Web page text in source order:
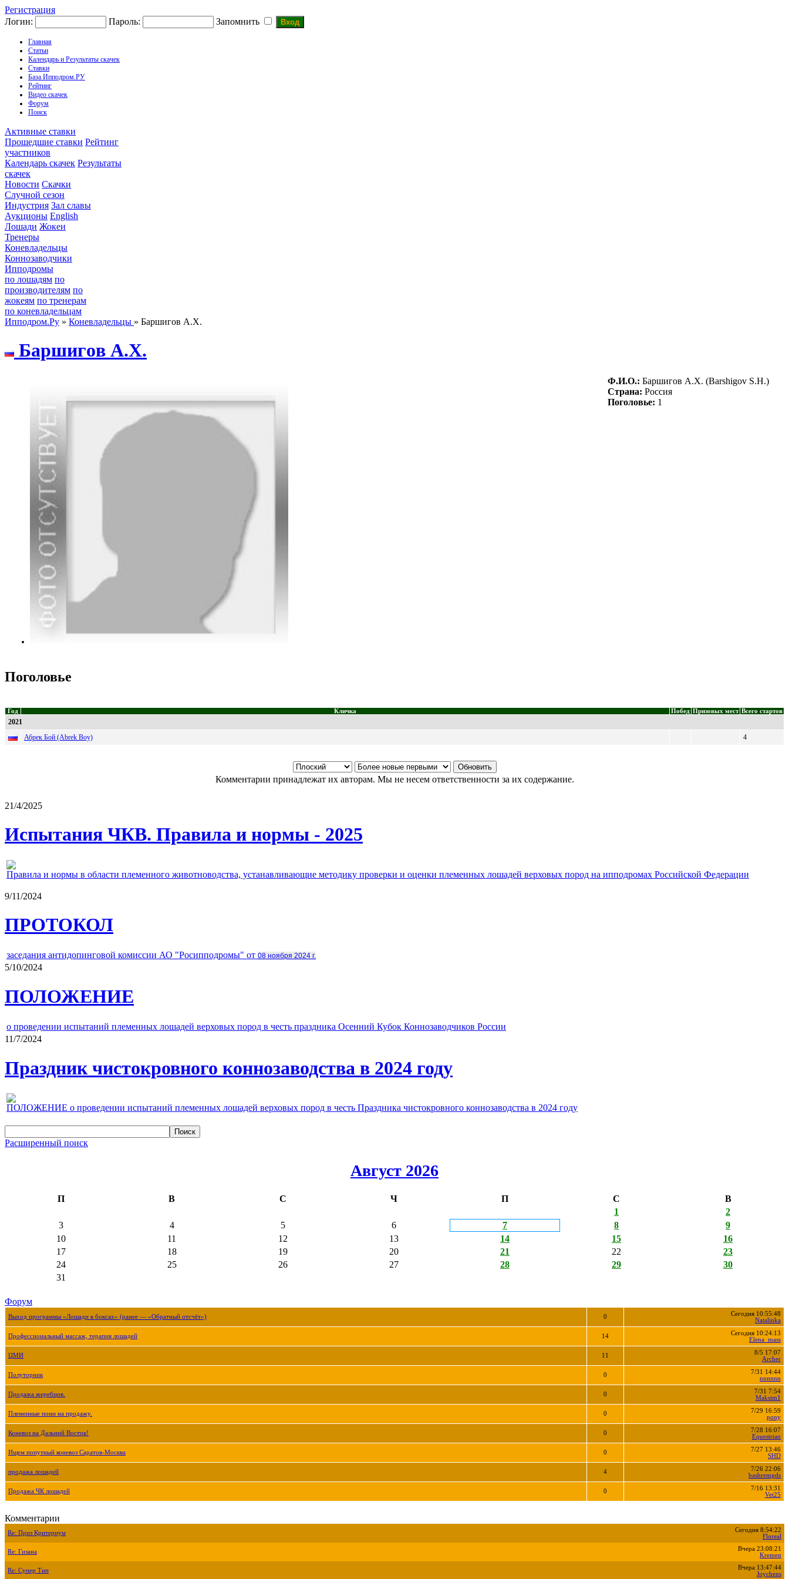
Регистрация
Логин:
Пароль: Запомнить
Главная
Статьи
Календарь и Результаты скачек
Ставки
База Ипподром.РУ
Рейтинг
Видео скачек
Форум
Поиск
Активные ставки
Прошедшие ставки Рейтинг
участников
Календарь скачек Результаты
скачек
Новости Скачки
Случной сезон
Индустрия Зал славы
Аукционы English
Лошади Жокеи
Тренеры
Коневладельцы
Коннозаводчики
Ипподромы
по лошадям по
производителям по
жокеям по тренерам
по коневладельцам
Ипподром.Ру » Коневладельцы » Баршигов А.Х.
Баршигoв А.X.
Ф.И.О.: Баршигoв А.X. (Barshigov S.H.)
Страна: Россия
Поголовье: 1
Поголовье
Год Кличка Побед Призовых мест Всего стартов
2021
Абрек Бой (Abrek Boy)
4
Комментарии принадлежат их авторам. Мы не несем ответственности за их содержание.
21/4/2025
Испытания ЧКВ. Правила и нормы - 2025
Правила и нормы в области племенного животноводства, устанавливающие методику проверки и оценки племенных лошадей верховых пород на ипподромах Российской Федерации
9/11/2024
ПРОТОКОЛ
заседания антидопинговой комиссии АО "Росипподромы" от 08 ноября 2024 г.
5/10/2024
ПОЛОЖЕНИЕ
о проведении испытаний племенных лошадей верховых пород в честь праздника Осенний Кубок Коннозаводчиков России
11/7/2024
Праздник чистокровного коннозаводства в 2024 году
ПОЛОЖЕНИЕ о проведении испытаний племенных лошадей верховых пород в честь Праздника чистокровного коннозаводства в 2024 году
Расширенный поиск
Август 2026
П В С Ч П С
В
1
2
3
4 5 6 7 8
9
10
11 12 13 14 15
16
17
18 19 20 21 22
23
24
25 26 27 28 29
30
31
Форум
Выход программы «Лошади в боксах» (ранее — «Обратный отсчёт») 0
Сегодня 10:55:48
Natalinka
Профессиональный массаж, терапия лошадей 14
Сегодня 10:24:13
Elena_mass
ЦМИ 11
8/5 17:07
Archer
Полуторник 0
7/31 14:44
nnnnnn
Продажа жеребцов. 0
7/31 7:54
Maksim1
Племенные пони на продажу. 0
7/29 16:59
pony
Коневоз на Дальний Восток! 0
7/28 16:07
Equestrian
Ищем попутный коневоз Саратов-Москва 0
7/27 13:46
SHD
продажа лошадей 4
7/26 22:06
bashremgds
Продажа ЧК лошадей 0
7/16 13:31
Vet25
Комментарии
Re: Приз Критериум
Сегодня 8:54:22
Floreal
Re: Гизана
Вчера 23:08:21
Kremen
Re: Супер Тип
Вчера 13:47:44
Joychens